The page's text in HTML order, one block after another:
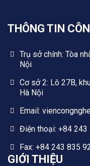
THÔNG TIN
Trụ sở chính: Tòa
Nội
Cơ sở 2: Lô 27B,
Hà Nội
Email:
Điện thoại: +84 243
Fax: +84 243 835
GIỚI THIỆU